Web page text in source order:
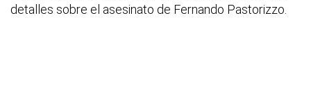
detalles sobre el asesinato de Fernando Pastorizzo.